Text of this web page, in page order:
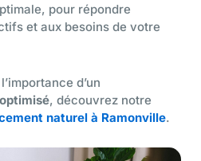
pour répondre
et aux besoins de votre
d’un
, découvrez notre
naturel à Ramonville.